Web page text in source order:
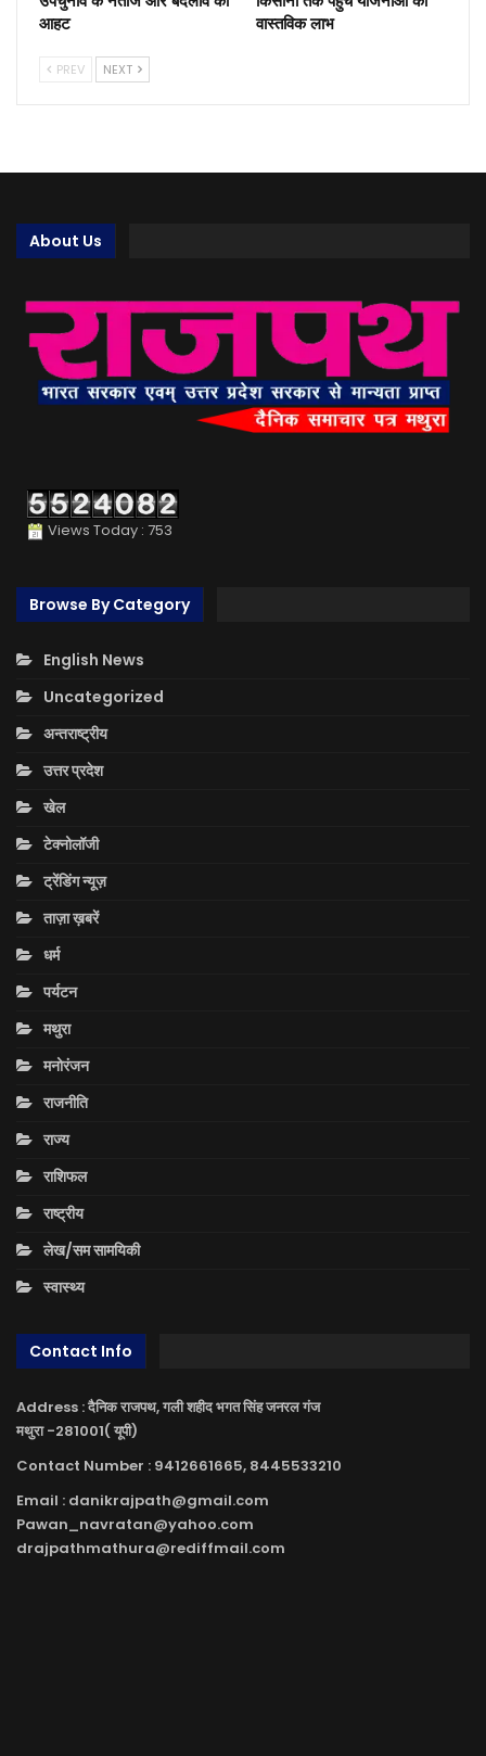
आहट
वास्तविक लाभ
PREV NEXT
About Us
Views Today : 753
Browse By Category
English News
Uncategorized
अन्तराष्ट्रीय
उत्तर प्रदेश
खेल
टेक्नोलॉजी
ट्रेंडिंग न्यूज़
ताज़ा ख़बरें
धर्म
पर्यटन
मथुरा
मनोरंजन
राजनीति
राज्य
राशिफल
राष्ट्रीय
लेख/सम सामयिकी
स्वास्थ्य
Contact Info
Address : दैनिक राजपथ, गली शहीद भगत सिंह जनरल गंज
मथुरा -281001( यूपी)
Contact Number : 9412661665, 8445533210
Email : danikrajpath@gmail.com
Pawan_navratan@yahoo.com
drajpathmathura@rediffmail.com